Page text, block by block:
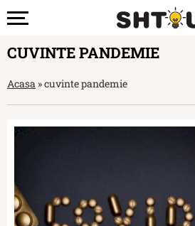
CUVINTE PANDEMIE
Acasa »cuvinte pandemie